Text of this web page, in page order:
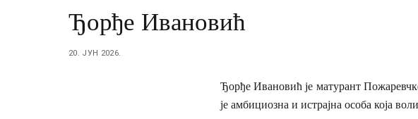
Ђорђе Ивановић
20. ЈУН 2026.
Ђорђе Ивановић је матурант
је амбициозна и истрајна особа која